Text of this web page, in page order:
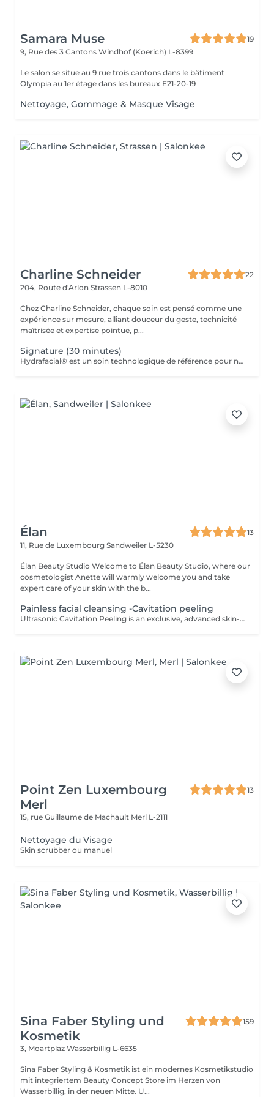
Samara Muse
19
9, Rue des 3 Cantons Windhof (Koerich) L-8399
Le salon se situe au 9 rue trois cantons dans le bâtiment
Olympia au 1er étage dans les bureaux E21-20-19
Nettoyage, Gommage & Masque Visage
Charline Schneider
22
204, Route d'Arlon Strassen L-8010
Chez Charline Schneider, chaque soin est pensé comme une
expérience sur mesure, alliant douceur du geste, technicité
maîtrisée et expertise pointue, p...
Signature (30 minutes)
Hydrafacial® est un soin technologique de référence pour nettoyer, purifier et hydrater la peau en profondeur. Son protocole exclusif repose sur 3 étapes essentielles : Nettoyer & exfolier Extraire & purifier Infuser & hydrater Résultat immédiat : une peau plus nette, plus lisse, plus lumineuse et durablement revitalisée. Ce soin n'est pas adapté aux femmes enceintes ou allaitantes, ainsi qu'aux personnes allergiques aux algues ou à l'aspirine.
Élan
13
11, Rue de Luxembourg Sandweiler L-5230
Élan Beauty Studio Welcome to Élan Beauty Studio, where our
cosmetologist Anette will warmly welcome you and take
expert care of your skin with the b...
Painless facial cleansing -Cavitation peeling
Ultrasonic Cavitation Peeling is an exclusive, advanced skin-cleansing ritual that combines cutting-edge ultrasound technology with exceptionally gentle, luxury care. The treatment delivers deep purification, instant freshness, and a visible improvement in skin quality all without irritation or downtime. Using the phenomenon of ultrasonic cavitation, microscopic air bubbles effectively remove dead skin cells, excess sebum, and impurities from the skin's surface. The result is a complexion that feels silky-smooth, perfectly cleansed, and naturally radiant. At the same time, the treatment stimulates microcirculation and supports the skin's natural regenerative processes. The Luxury Effect on Your Skin deeply cleansed, fresh, and luminous skin smoother, more refined skin texture reduced appearance of pores diminished blackheads and congestion improved firmness and elasticity enhanced absorption of active ingredients Indications skin in need of deep yet gentle cleansing sensitive and couperose-prone skin oily, combination, and problematic skin excess sebum and environmental impurities dull complexion and loss of radiance preparation of the skin for advanced skincare treatments Contraindications pregnancy pacemaker or metal implants cancer or active oncological conditions active skin inflammation or infection epilepsy recent skin damage or open wounds thrombosis The treatment is painless, comfortable, and deeply relaxing, making it an ideal luxury event-ready facial or a refined addition to an exclusive skincare program. For optimal and long-lasting results, a personalized treatment series is recommended.
Point Zen Luxembourg
Merl
13
15, rue Guillaume de Machault Merl L-2111
Nettoyage du Visage
Skin scrubber ou manuel
Sina Faber Styling und
Kosmetik
159
3, Moartplaz Wasserbillig L-6635
Sina Faber Styling & Kosmetik ist ein modernes Kosmetikstudio
mit integriertem Beauty Concept Store im Herzen von
Wasserbillig, in der neuen Mitte. U...